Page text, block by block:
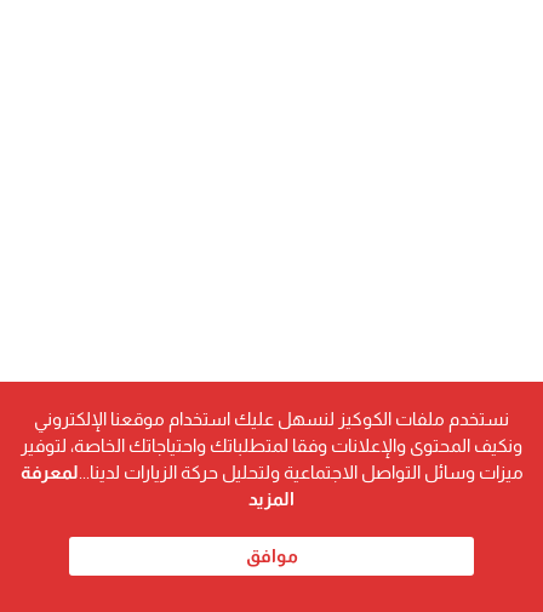
نستخدم ملفات الكوكيز لنسهل عليك استخدام موقعنا الإلكتروني
ونكيف المحتوى والإعلانات وفقا لمتطلباتك واحتياجاتك الخاصة، لتوفير
ميزات وسائل التواصل الاجتماعية ولتحليل حركة الزيارات لدينا... لمعرفة
المزيد
موافق